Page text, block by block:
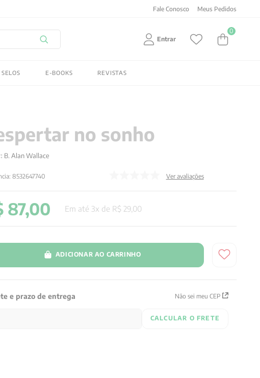
Fale Conosco Meus Pedidos
Entrar
0
SELOS E-BOOKS REVISTAS
no sonho
B. Alan Wallace
:8532647740 Ver avaliações
87,00 Em até 3x de R$ 29 00
ADICIONAR AO CARRINHO
e prazo de entrega Não sei meu CEP
CALCULAR O FRETE